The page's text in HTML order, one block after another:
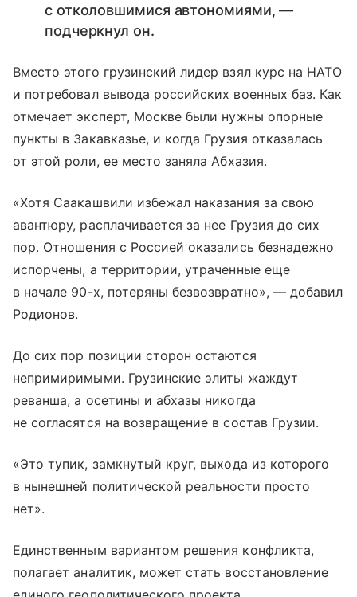
с отколовшимися автономиями, —
подчеркнул он.
Вместо этого грузинский лидер взял курс на НАТО
и потребовал вывода российских военных баз. Как
отмечает эксперт, Москве были нужны опорные
пункты в Закавказье, и когда Грузия отказалась
от этой роли, ее место заняла Абхазия.
«Хотя Саакашвили избежал наказания за свою
авантюру, расплачивается за нее Грузия до сих
пор. Отношения с Россией оказались безнадежно
испорчены, а территории, утраченные еще
в начале 90-х, потеряны безвозвратно», — добавил
Родионов.
До сих пор позиции сторон остаются
непримиримыми. Грузинские элиты жаждут
реванша, а осетины и абхазы никогда
не согласятся на возвращение в состав Грузии.
«Это тупик, замкнутый круг, выхода из которого
в нынешней политической реальности просто
нет».
Единственным вариантом решения конфликта,
полагает аналитик, может стать восстановление